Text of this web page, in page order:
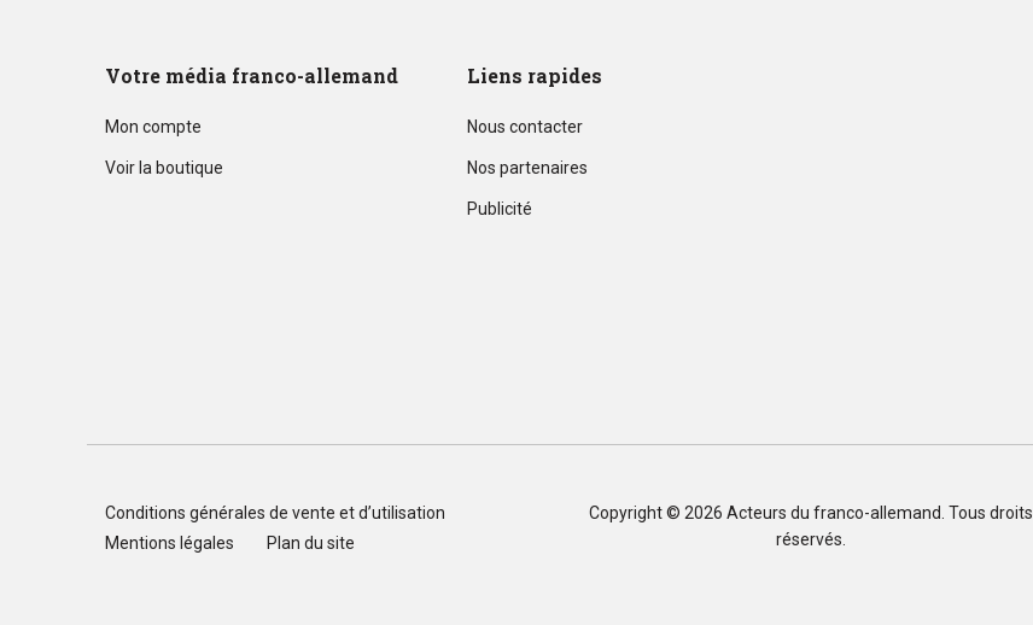
Votre média franco-allemand
Mon compte
Voir la boutique
Liens rapides
Nous contacter
Nos partenaires
Publicité
Conditions générales de vente et d’utilisation
Mentions légales
Plan du site
Copyright © 2026 Acteurs du franco-allemand . Tous droits
réservés.